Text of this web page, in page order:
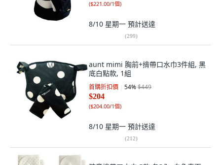
($221.00/1個)
8/10 星期一 預計送達
(299)
aunt mimi 胸前+揹帶口水巾3件組, 黑
底白點款, 1組
首購折扣價 54%$449
$204
($204.00/1個)
8/10 星期一 預計送達
(212)